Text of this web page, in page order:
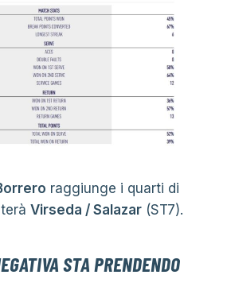
raggiunge i quarti di
Virseda / Salazar(ST7).
STA PRENDENDO